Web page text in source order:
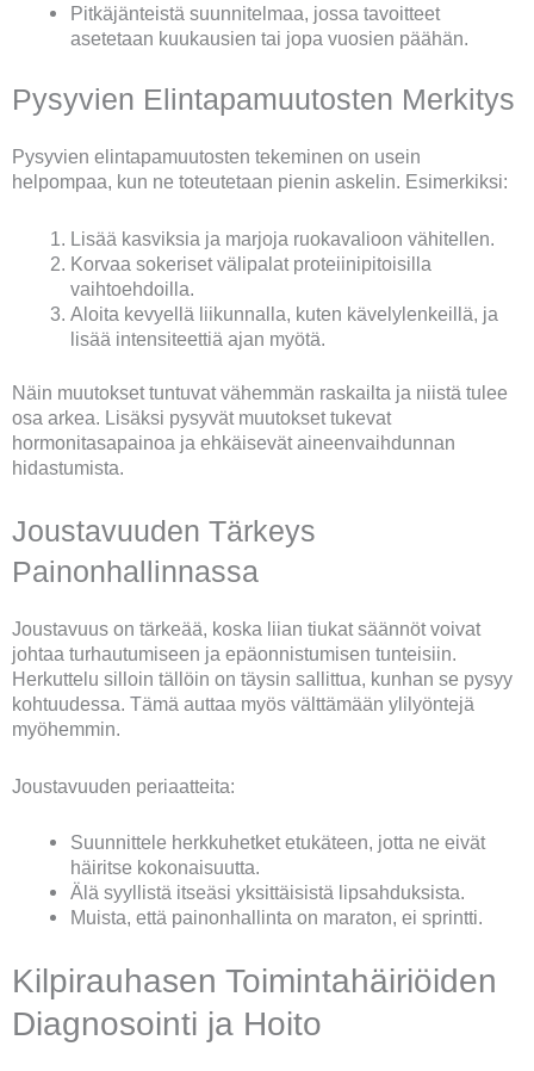
Pitkäjänteistä suunnitelmaa, jossa tavoitteet
asetetaan kuukausien tai jopa vuosien päähän.
Pysyvien Elintapamuutosten Merkitys
Pysyvien elintapamuutosten tekeminen on usein
helpompaa, kun ne toteutetaan pienin askelin. Esimerkiksi:
Lisää kasviksia ja marjoja ruokavalioon vähitellen.
Korvaa sokeriset välipalat proteiinipitoisilla
vaihtoehdoilla.
Aloita kevyellä liikunnalla, kuten kävelylenkeillä, ja
lisää intensiteettiä ajan myötä.
Näin muutokset tuntuvat vähemmän raskailta ja niistä tulee
osa arkea. Lisäksi pysyvät muutokset tukevat
hormonitasapainoa ja ehkäisevät aineenvaihdunnan
hidastumista.
Joustavuuden Tärkeys
Painonhallinnassa
Joustavuus on tärkeää, koska liian tiukat säännöt voivat
johtaa turhautumiseen ja epäonnistumisen tunteisiin.
Herkuttelu silloin tällöin on täysin sallittua, kunhan se pysyy
kohtuudessa. Tämä auttaa myös välttämään ylilyöntejä
myöhemmin.
Joustavuuden periaatteita:
Suunnittele herkkuhetket etukäteen, jotta ne eivät
häiritse kokonaisuutta.
Älä syyllistä itseäsi yksittäisistä lipsahduksista.
Muista, että painonhallinta on maraton, ei sprintti.
Kilpirauhasen Toimintahäiriöiden
Diagnosointi ja Hoito